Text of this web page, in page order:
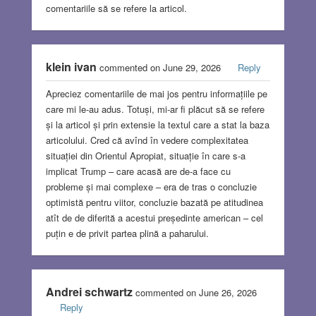
comentariile să se refere la articol.
klein ivan commented on June 29, 2026
Reply
Apreciez comentariile de mai jos pentru informațiile pe
care mi le-au adus. Totuși, mi-ar fi plăcut să se refere
și la articol și prin extensie la textul care a stat la baza
articolului. Cred că avînd în vedere complexitatea
situației din Orientul Apropiat, situație în care s-a
implicat Trump – care acasă are de-a face cu
probleme și mai complexe – era de tras o concluzie
optimistă pentru viitor, concluzie bazată pe atitudinea
atît de de diferită a acestui președinte american – cel
puțin e de privit partea plină a paharului.
Andrei schwartzcommented on June 26, 2026
Reply